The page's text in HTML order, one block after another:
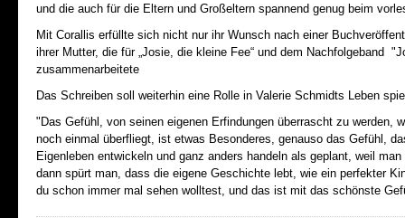
und die auch für die Eltern und Großeltern spannend genug beim
Mit Corallis erfüllte sich nicht nur ihr Wunsch nach einer
ihrer Mutter, die für „Josie, die kleine Fee“ und dem Nachfolgeband
zusammenarbeitete
Das Schreiben soll weiterhin eine Rolle in Valerie Schmidts Leben
"Das Gefühl, von seinen eigenen Erfindungen überrascht zu werden,
noch einmal überfliegt, ist etwas Besonderes, genauso das Gefühl,
Eigenleben entwickeln und ganz anders handeln als geplant, weil
dann spürt man, dass die eigene Geschichte lebt, wie ein perfekter
du schon immer mal sehen wolltest, und das ist mit das schönste